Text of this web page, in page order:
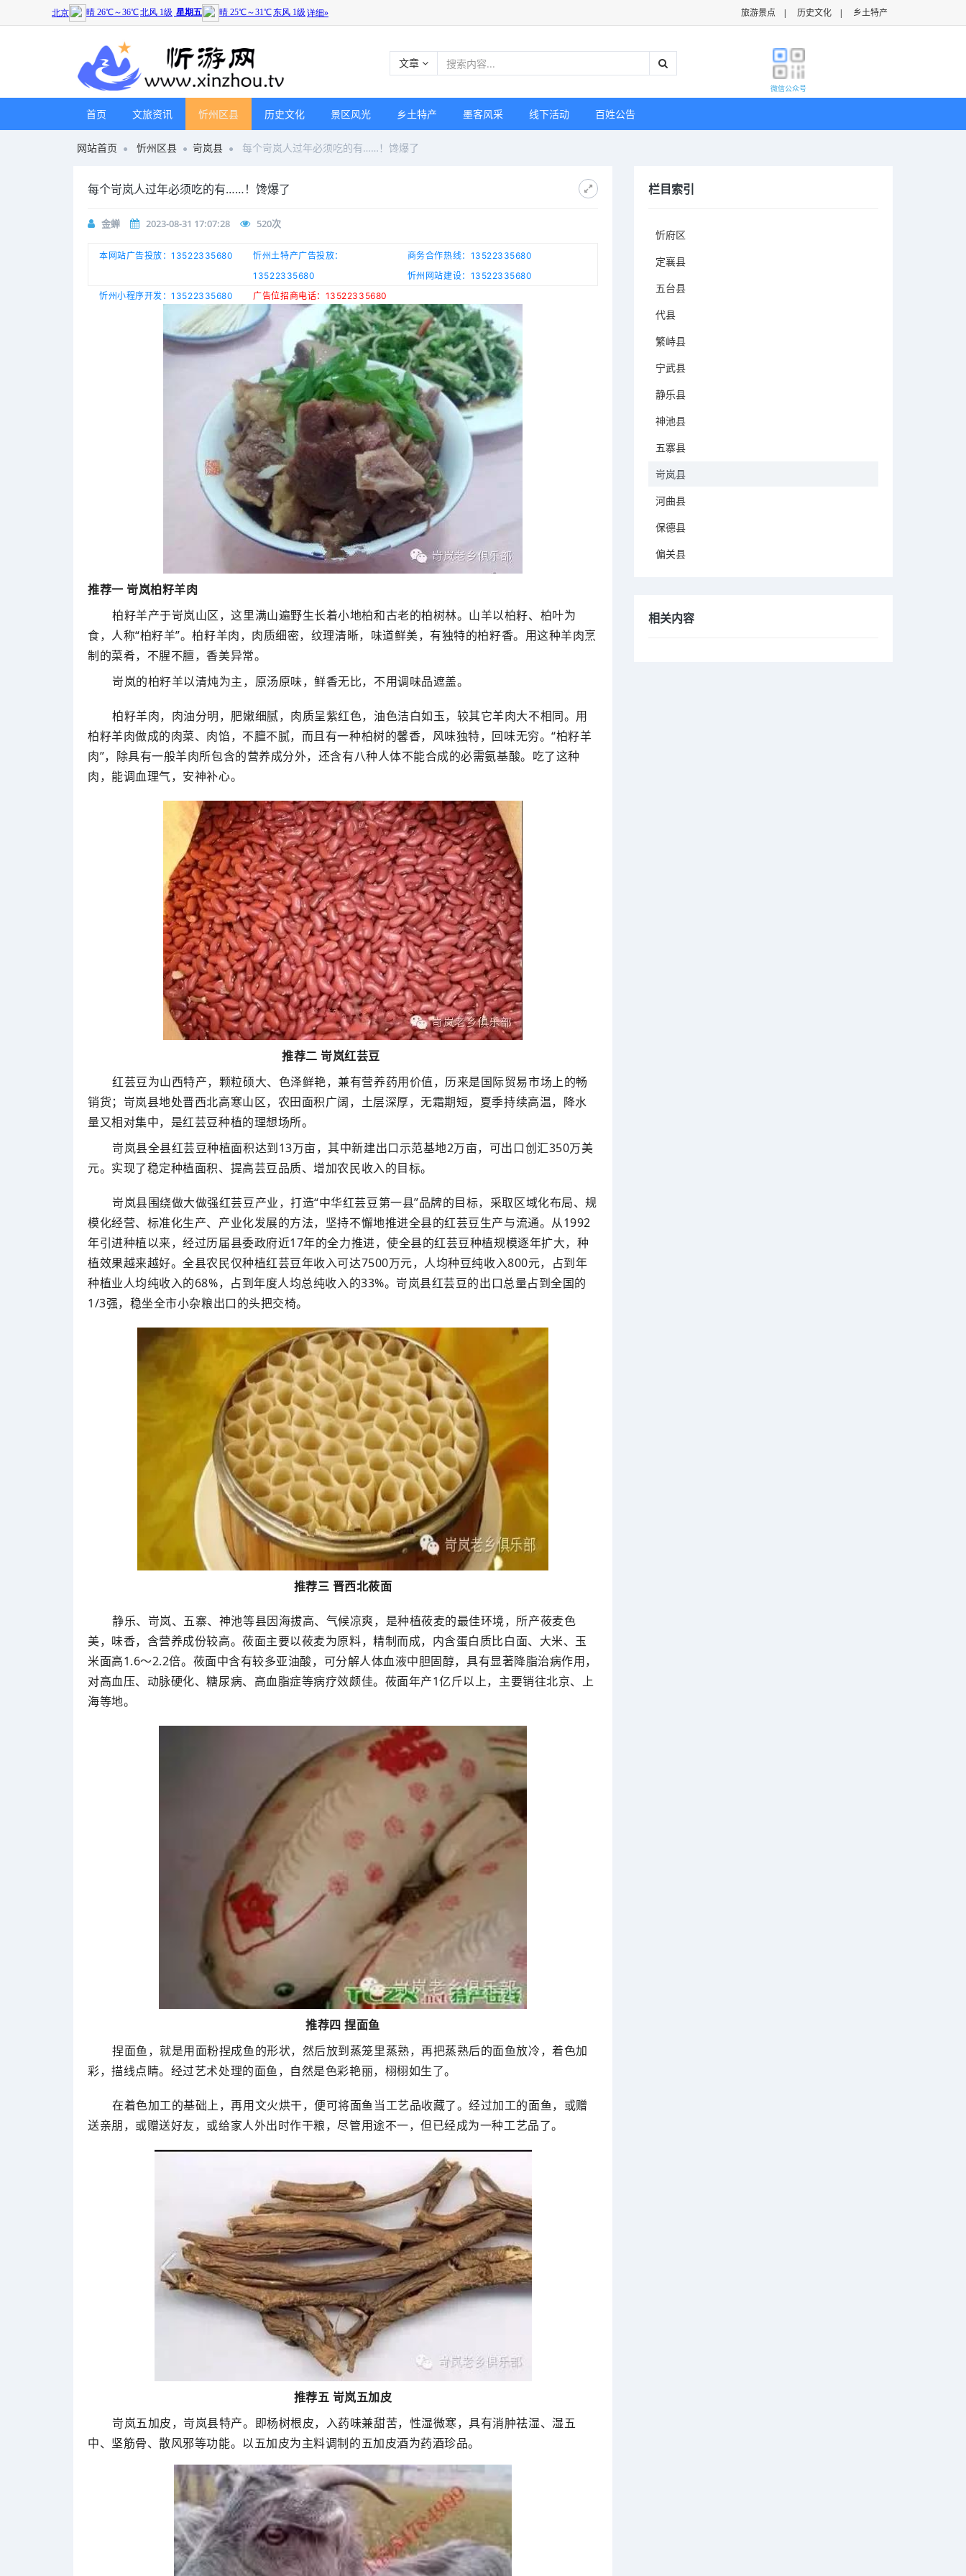
旅游景点 | 历史文化 | 乡土特产
文章
微信公众号
首页 文旅资讯 忻州区县 历史文化 景区风光 乡土特产 墨客风采 线下活动 百姓公告
网站首页 忻州区县 岢岚县 每个岢岚人过年必须吃的有……！馋爆了
每个岢岚人过年必须吃的有……！馋爆了
金蝉 2023-08-31 17:07:28 520次
本网站广告投放：13522335680
忻州土特产广告投放：
13522335680
商务合作热线：13522335680
忻州网站建设：13522335680
忻州小程序开发：13522335680
广告位招商电话：13522335680
推荐一 岢岚柏籽羊肉
柏籽羊产于岢岚山区，这里满山遍野生长着小地柏和古老的柏树林。山羊以柏籽、柏叶为
食，人称“柏籽羊”。柏籽羊肉，肉质细密，纹理清晰，味道鲜美，有独特的柏籽香。用这种羊肉烹
制的菜肴，不腥不膻，香美异常。
岢岚的柏籽羊以清炖为主，原汤原味，鲜香无比，不用调味品遮盖。
柏籽羊肉，肉油分明，肥嫩细腻，肉质呈紫红色，油色洁白如玉，较其它羊肉大不相同。用
柏籽羊肉做成的肉菜、肉馅，不膻不腻，而且有一种柏树的馨香，风味独特，回味无穷。“柏籽羊
肉”，除具有一般羊肉所包含的营养成分外，还含有八种人体不能合成的必需氨基酸。吃了这种
肉，能调血理气，安神补心。
推荐二 岢岚红芸豆
红芸豆为山西特产，颗粒硕大、色泽鲜艳，兼有营养药用价值，历来是国际贸易市场上的畅
销货；岢岚县地处晋西北高寒山区，农田面积广阔，土层深厚，无霜期短，夏季持续高温，降水
量又相对集中，是红芸豆种植的理想场所。
岢岚县全县红芸豆种植面积达到13万亩，其中新建出口示范基地2万亩，可出口创汇350万美
元。实现了稳定种植面积、提高芸豆品质、增加农民收入的目标。
岢岚县围绕做大做强红芸豆产业，打造“中华红芸豆第一县”品牌的目标，采取区域化布局、规
模化经营、标准化生产、产业化发展的方法，坚持不懈地推进全县的红芸豆生产与流通。从1992
年引进种植以来，经过历届县委政府近17年的全力推进，使全县的红芸豆种植规模逐年扩大，种
植效果越来越好。全县农民仅种植红芸豆年收入可达7500万元，人均种豆纯收入800元，占到年
种植业人均纯收入的68%，占到年度人均总纯收入的33%。岢岚县红芸豆的出口总量占到全国的
1/3强，稳坐全市小杂粮出口的头把交椅。
推荐三 晋西北莜面
静乐、岢岚、五寨、神池等县因海拔高、气候凉爽，是种植莜麦的最佳环境，所产莜麦色
美，味香，含营养成份较高。莜面主要以莜麦为原料，精制而成，内含蛋白质比白面、大米、玉
米面高1.6～2.2倍。莜面中含有较多亚油酸，可分解人体血液中胆固醇，具有显著降脂治病作用，
对高血压、动脉硬化、糖尿病、高血脂症等病疗效颇佳。莜面年产1亿斤以上，主要销往北京、上
海等地。
推荐四 捏面鱼
捏面鱼，就是用面粉捏成鱼的形状，然后放到蒸笼里蒸熟，再把蒸熟后的面鱼放冷，着色加
彩，描线点睛。经过艺术处理的面鱼，自然是色彩艳丽，栩栩如生了。
在着色加工的基础上，再用文火烘干，便可将面鱼当工艺品收藏了。经过加工的面鱼，或赠
送亲朋，或赠送好友，或给家人外出时作干粮，尽管用途不一，但已经成为一种工艺品了。
推荐五 岢岚五加皮
岢岚五加皮，岢岚县特产。即杨树根皮，入药味兼甜苦，性湿微寒，具有消肿祛湿、湿五
中、坚筋骨、散风邪等功能。以五加皮为主料调制的五加皮酒为药酒珍品。
栏目索引
忻府区
定襄县
五台县
代县
繁峙县
宁武县
静乐县
神池县
五寨县
岢岚县
河曲县
保德县
偏关县
相关内容